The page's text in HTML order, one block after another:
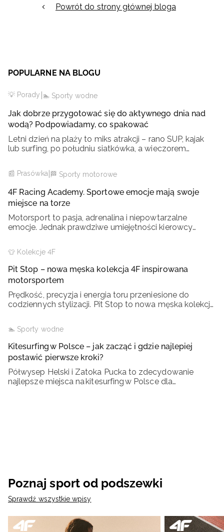
Powrót do strony głównej bloga
POPULARNE NA BLOGU
💡 Porady 🏊 Sporty wodne
Jak dobrze przygotować się do aktywnego dnia nad
wodą? Podpowiadamy, co spakować
Letni dzień na plaży to miks atrakcji – rano SUP, kajak
lub surfing, po południu siatkówka, a wieczorem
odpowiednio przygotowani. Aktywny dzień nad
📰 Prasówka| 🏁 Sporty motorowe
4F Racing Academy. Sportowe emocje mają swoje
miejsce na torze
Motorsport to pasja, adrenalina i niepowtarzalne
emocje. Jednak prawdziwe umiejętności kierowcy
randomowych
👕 Kolekcje 4F
Pit Stop – nowa męska kolekcja 4F inspirowana
motorsportem
Prędkość, precyzja i energia toru przeniesione do
codziennych stylizacji. Pit Stop to nowa męska kolekcja
🏊 Sporty wodne
Kitesurfing w Polsce – jak zacząć i gdzie najlepiej
postawić pierwsze kroki?
Półwysep Helski i Zatoka Pucka to zdecydowanie
najlepsze miejsca na kitesurfing w Polsce dla
Poznaj sport od podszewki
Sprawdź wszystkie wpisy